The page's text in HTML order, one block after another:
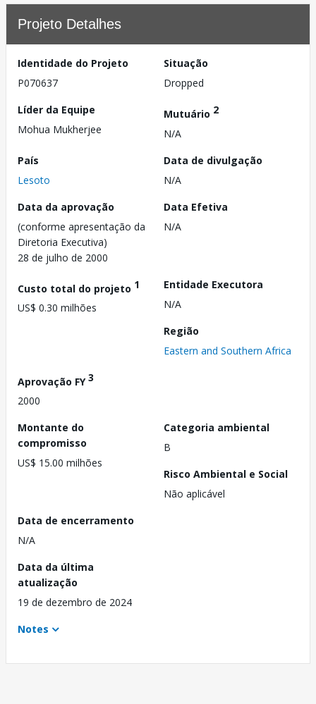
Projeto Detalhes
Identidade do Projeto
P070637
Situação
Dropped
Líder da Equipe
Mohua Mukherjee
Mutuário 2
N/A
País
Lesoto
Data de divulgação
N/A
Data da aprovação
(conforme apresentação da
Diretoria Executiva)
28 de julho de 2000
Data Efetiva
N/A
Custo total do projeto 1
US$ 0.30 milhões
Entidade Executora
N/A
Região
Eastern and Southern Africa
Aprovação FY3
2000
Montante do
compromisso
US$ 15.00 milhões
Categoria ambiental
B
Risco Ambiental e Social
Não aplicável
Data de encerramento
N/A
Data da última
atualização
19 de dezembro de 2024
Notes